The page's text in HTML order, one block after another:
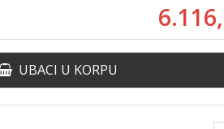
6.116,
UBACI U KORPU